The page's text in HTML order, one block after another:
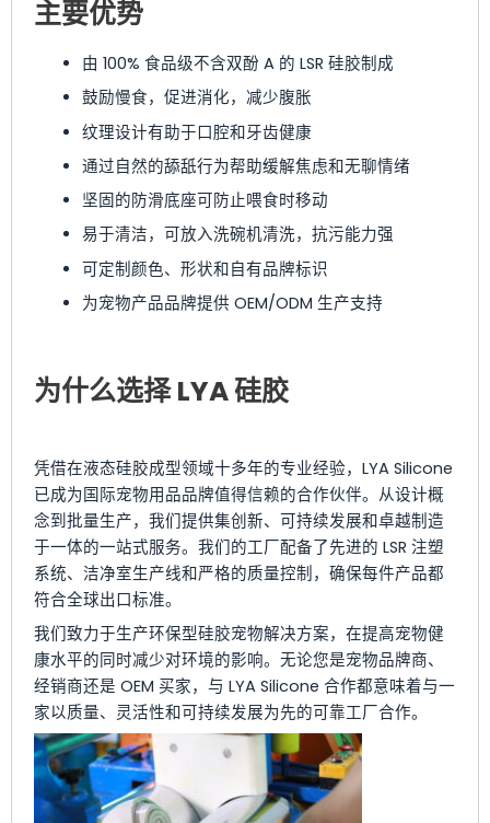
主要优势
由 100% 食品级不含双酚 A 的 LSR 硅胶制成
鼓励慢食，促进消化，减少腹胀
纹理设计有助于口腔和牙齿健康
通过自然的舔舐行为帮助缓解焦虑和无聊情绪
坚固的防滑底座可防止喂食时移动
易于清洁，可放入洗碗机清洗，抗污能力强
可定制颜色、形状和自有品牌标识
为宠物产品品牌提供 OEM/ODM 生产支持
为什么选择 LYA 硅胶
凭借在液态硅胶成型领域十多年的专业经验，LYA Silicone
已成为国际宠物用品品牌值得信赖的合作伙伴。从设计概
念到批量生产，我们提供集创新、可持续发展和卓越制造
于一体的一站式服务。我们的工厂配备了先进的 LSR 注塑
系统、洁净室生产线和严格的质量控制，确保每件产品都
符合全球出口标准。
我们致力于生产环保型硅胶宠物解决方案，在提高宠物健
康水平的同时减少对环境的影响。无论您是宠物品牌商、
经销商还是 OEM 买家，与 LYA Silicone 合作都意味着与一
家以质量、灵活性和可持续发展为先的可靠工厂合作。